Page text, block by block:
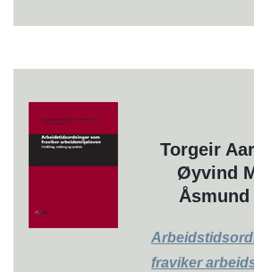
Torgeir
Øyvind
Åsmund
fraviker